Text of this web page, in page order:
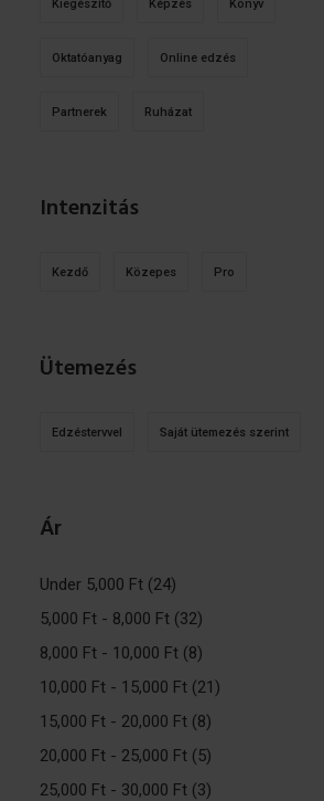
Kiegészítő Képzés Könyv
Oktatóanyag Online edzés
Partnerek Ruházat
Intenzitás
Kezdő Közepes Pro
Ütemezés
Edzéstervvel Saját ütemezés szerint
Ár
Under 5,000 Ft (24)
5,000 Ft - 8,000 Ft (32)
8,000 Ft - 10,000 Ft (8)
10,000 Ft - 15,000 Ft (21)
15,000 Ft - 20,000 Ft (8)
20,000 Ft - 25,000 Ft (5)
25,000 Ft - 30,000 Ft (3)